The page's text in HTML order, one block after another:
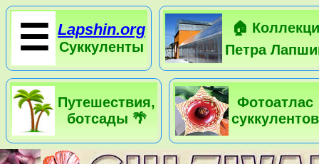
☰ Lapshin.org
Суккуленты
🏠
Петра
Путешествия,
ботсады 🌴
Фотоатлас
суккулентов